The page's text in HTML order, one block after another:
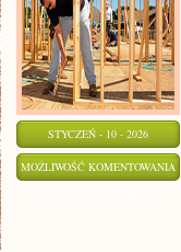
STYCZEŃ - 10 - 2026
MOŻLIWOŚĆ KOMENTOWANIA